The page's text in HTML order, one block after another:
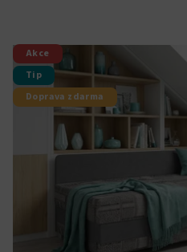
Akce
Tip
Doprava zdarma